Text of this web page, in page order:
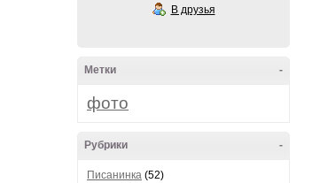
В друзья
-
Метки
фото
-
Рубрики
Писанинка (52)